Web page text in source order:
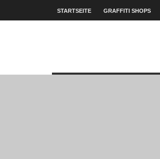
STARTSEITE GRAFFITI SHOPS